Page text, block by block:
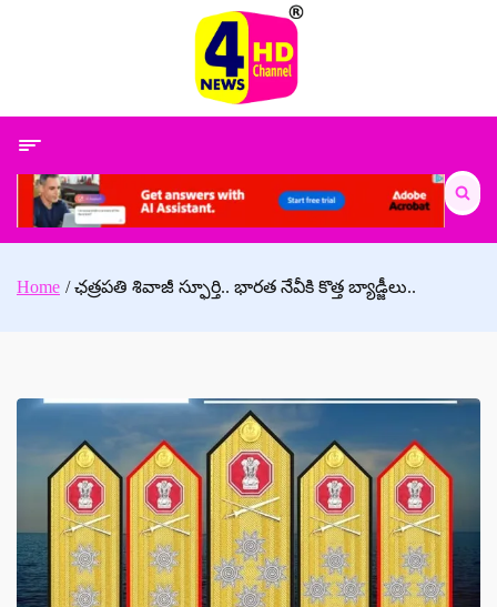
Search
for:
Home ఛత్రపతి శివాజీ స్ఫూర్తి.. భారత నేవీకి కొత్త బ్యాడ్జీలు..